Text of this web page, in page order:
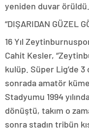
yeniden duvar örüldü.
“DIŞARIDAN GÜZEL
16 Yıl
Cahit Kesler,
kulüp. Süper Lig’de 3
sonrada amatör
Stadyumu 1994
dönüştü, takım o
sonra stadın tribün